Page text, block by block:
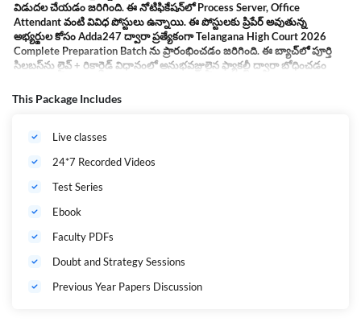
విడుదల చేయడం జరిగింది. ఈ నోటిఫికేషన్‌లో Process Server, Office
Attendant వంటి వివిధ పోస్టులు ఉన్నాయి. ఈ పోస్టులకు ప్రిపేర్ అవుతున్న
అభ్యర్థుల కోసం Adda247 ద్వారా ప్రత్యేకంగా Telangana High Court 2026
Complete Preparation Batch ను ప్రారంభించడం జరిగింది. ఈ బ్యాచ్‌లో పూర్తి
సిలబస్‌ను లైవ్ + రికార్డెడ్ విధానంలో అనుభవజ్ఞులైన ఫ్యాకల్టీ ద్వారా బోధించడం
రివిజన్ కోసం ఫ్యాకల్టీ PDF నోట్స్ అందుబాటులో ఉంటాయి. మీ ప్రిపరేషన్‌ను సరైన
దిశలో నడిపించేందుకు డౌట్ క్లియరింగ్ సెషన్స్ మరియు స్ట్రాటజీ గైడెన్స్ సెషన్స్ కూడా
ఫౌండేషన్‌తో, పూర్తి స్థాయిలో సిద్ధమై మీ జాబ్ లక్ష్యాన్ని సాధించవచ్చు.
This Package Includes
Live classes
24*7 Recorded Videos
Test Series
Ebook
Faculty PDFs
Doubt and Strategy Sessions
Previous Year Papers Discussion